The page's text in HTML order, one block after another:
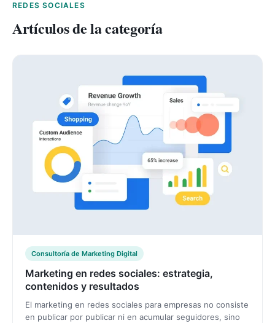
REDES SOCIALES
Artículos de la categoría
Consultoría de Marketing Digital
Marketing en redes sociales: estrategia,
contenidos y resultados
El marketing en redes sociales para empresas no consiste
en publicar por publicar ni en acumular seguidores, sino